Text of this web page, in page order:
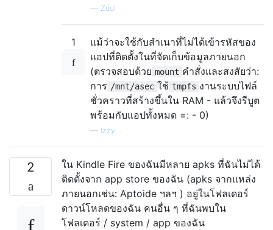
— Zuul
1
แม้ว่าจะใช้กับสำเนาที่ไม่ได้เข้ารหัสของ
แอปที่ติดตั้งในที่จัดเก็บข้อมูลภายนอก
(ตรวจสอบด้วย mount คำสั่งและสงสัยว่า:
การ /mnt/asec ใช้ tmpfs งานระบบไฟล์
ชั่วคราวที่สร้างขึ้นใน RAM - แล้วจึงรีบูต
พร้อมกับแอปทั้งหมด =: - 0)
— Izzy
2
ใน Kindle Fire ของฉันมีหลาย apks ที่ฉันไม่ได้
ติดตั้งจาก app store ของฉัน (apks จากแหล่ง
ภายนอกเช่น: Aptoide ฯลฯ ) อยู่ในโฟลเดอร์
ดาวน์โหลดของฉัน คนอื่น ๆ ที่ฉันพบใน
โฟลเดอร์ / system / app ของฉัน